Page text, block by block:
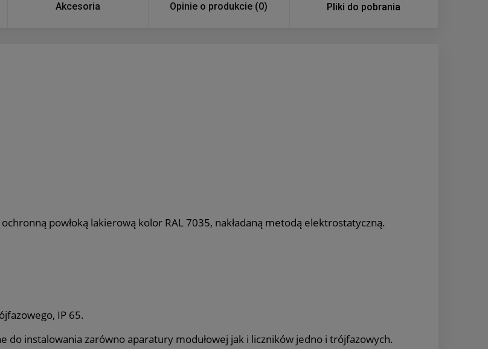
Akcesoria Opinie o produkcie (0) Pliki do pobrania
powłoką lakierową kolor RAL 7035, nakładaną metodą elektrostatyczną.
IP 65.
instalowania zarówno aparatury modułowej jak i liczników jedno i trójfazowych.